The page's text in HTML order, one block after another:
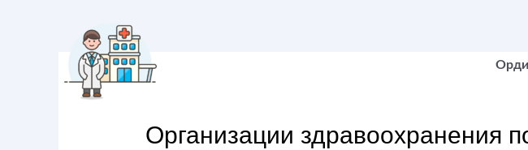
Организации здравоохранения